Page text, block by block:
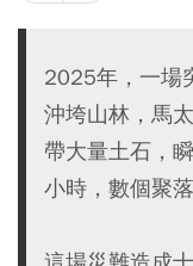
2025年，一場
沖垮山林，馬
帶大量土石，
小時，數個聚